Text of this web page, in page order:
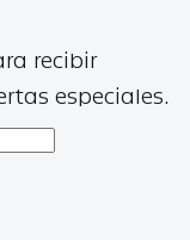
recibir
especiales.